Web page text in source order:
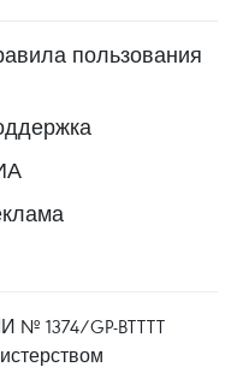
пользования
№ 1374/GP-BTTTT